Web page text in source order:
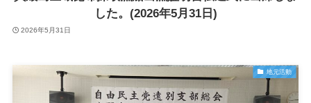
した。(2026年5月31日)
2026年5月31日
地元活動